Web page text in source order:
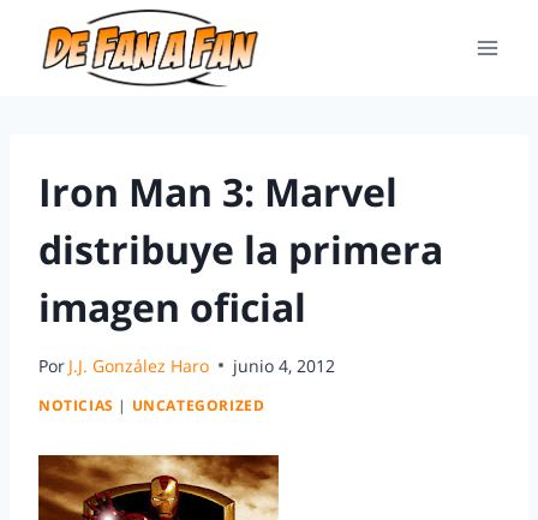
Iron Man 3: Marvel
distribuye la primera
imagen oficial
Por J.J. González Haro junio 4, 2012
NOTICIAS | UNCATEGORIZED